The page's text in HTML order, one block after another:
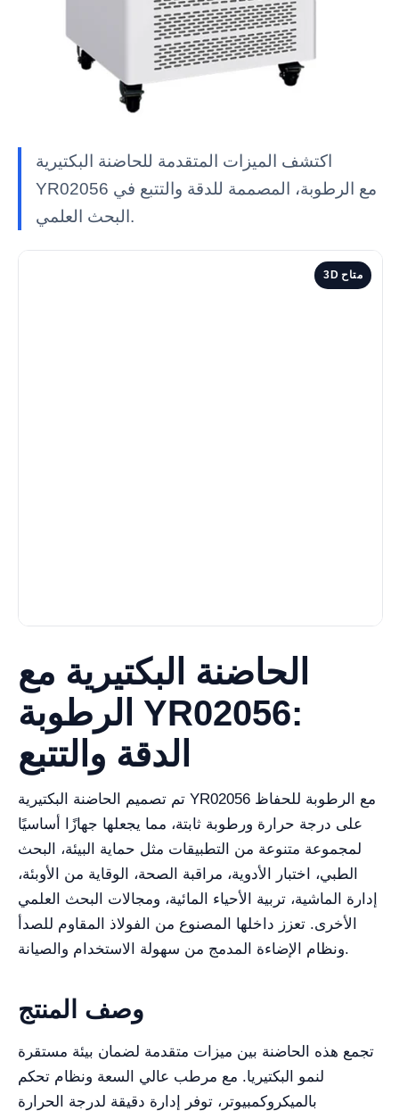
اكتشف الميزات المتقدمة للحاضنة البكتيرية
YR02056 مع الرطوبة، المصممة للدقة والتتبع في
البحث العلمي.
3D متاح
الحاضنة البكتيرية مع
الرطوبة YR02056:
الدقة والتتبع
تم تصميم الحاضنة البكتيرية YR02056 مع الرطوبة للحفاظ
على درجة حرارة ورطوبة ثابتة، مما يجعلها جهازًا أساسيًا
لمجموعة متنوعة من التطبيقات مثل حماية البيئة، البحث
الطبي، اختبار الأدوية، مراقبة الصحة، الوقاية من الأوبئة،
إدارة الماشية، تربية الأحياء المائية، ومجالات البحث العلمي
الأخرى. تعزز داخلها المصنوع من الفولاذ المقاوم للصدأ
ونظام الإضاءة المدمج من سهولة الاستخدام والصيانة.
وصف المنتج
تجمع هذه الحاضنة بين ميزات متقدمة لضمان بيئة مستقرة
لنمو البكتيريا. مع مرطب عالي السعة ونظام تحكم
بالميكروكمبيوتر، توفر إدارة دقيقة لدرجة الحرارة